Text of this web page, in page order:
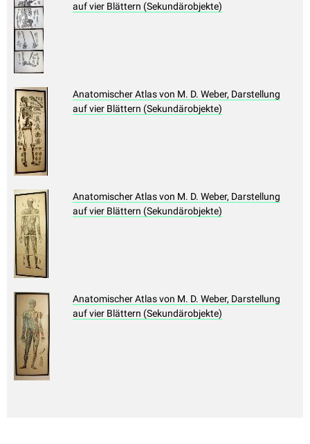
auf vier Blättern (Sekundärobjekte)
Anatomischer Atlas von M. D. Weber, Darstellung
auf vier Blättern (Sekundärobjekte)
Anatomischer Atlas von M. D. Weber, Darstellung
auf vier Blättern (Sekundärobjekte)
Anatomischer Atlas von M. D. Weber, Darstellung
auf vier Blättern (Sekundärobjekte)